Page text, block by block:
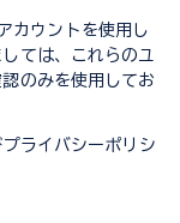
カウントを使用し
ては、これらのユ
のみを使用してお
ライバシーポリシ